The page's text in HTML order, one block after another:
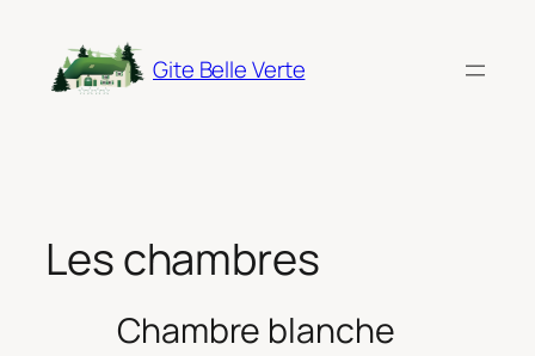
contenu
Gite Belle Verte
Les chambres
Chambre blanche